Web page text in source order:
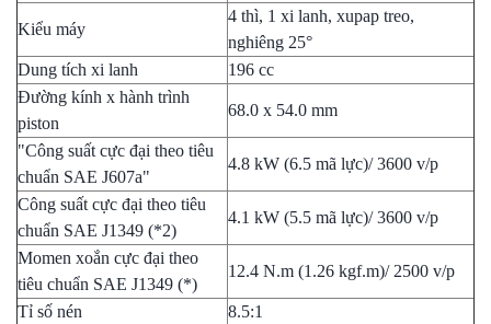
Kiểu máy
4 thì, 1 xi lanh, xupap treo,
nghiêng 25°
Dung tích xi lanh
196 cc
Đường kính x hành trình
piston
68.0 x 54.0 mm
"Công suất cực đại theo tiêu
chuẩn SAE J607a"
4.8 kW (6.5 mã lực)/ 3600 v/p
Công suất cực đại theo tiêu
chuẩn SAE J1349 (*2)
4.1 kW (5.5 mã lực)/ 3600 v/p
Momen xoắn cực đại theo
tiêu chuẩn SAE J1349 (*)
12.4 N.m (1.26 kgf.m)/ 2500 v/p
Tỉ số nén
8.5:1